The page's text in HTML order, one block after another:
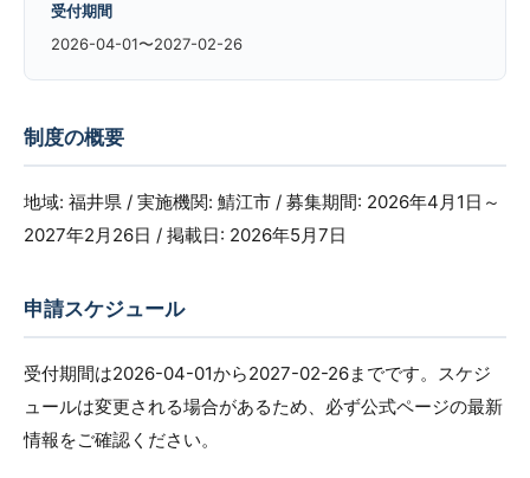
受付期間
2026-04-01〜2027-02-26
制度の概要
地域: 福井県 / 実施機関: 鯖江市 / 募集期間: 2026年4月1日～
2027年2月26日 / 掲載日: 2026年5月7日
申請スケジュール
受付期間は2026-04-01から2027-02-26までです。スケジ
ュールは変更される場合があるため、必ず公式ページの最新
情報をご確認ください。